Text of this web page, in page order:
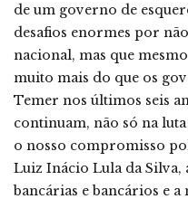
de um governo de
desafios enormes por
nacional, mas que
muito mais do que os
Temer nos últimos seis
continuam, não só na
o nosso compromisso
Luiz Inácio Lula da Silva,
bancárias e bancários e